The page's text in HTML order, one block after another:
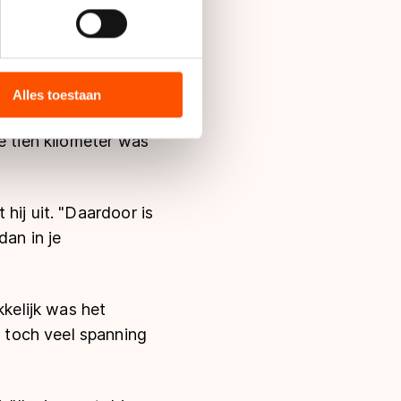
advertenties en
zij hebben verzameld via
de VS, waar mogelijk geen
in met deze overdracht.
Alles toestaan
nu op de WK
op het
erg goed zelfs",
tien kilometer was
hij uit. "Daardoor is
in je
was het
veel spanning